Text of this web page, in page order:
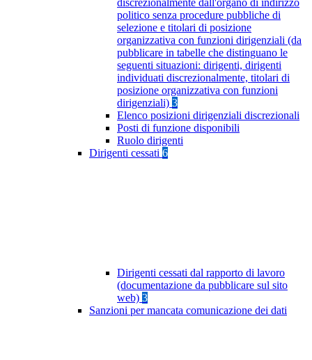
discrezionalmente dall'organo di indirizzo
politico senza procedure pubbliche di
selezione e titolari di posizione
organizzativa con funzioni dirigenziali (da
pubblicare in tabelle che distinguano le
seguenti situazioni: dirigenti, dirigenti
individuati discrezionalmente, titolari di
posizione organizzativa con funzioni
dirigenziali) 3
Elenco posizioni dirigenziali discrezionali
Posti di funzione disponibili
Ruolo dirigenti
Dirigenti cessati 6
Dirigenti cessati dal rapporto di lavoro
(documentazione da pubblicare sul sito
web) 3
Sanzioni per mancata comunicazione dei dati